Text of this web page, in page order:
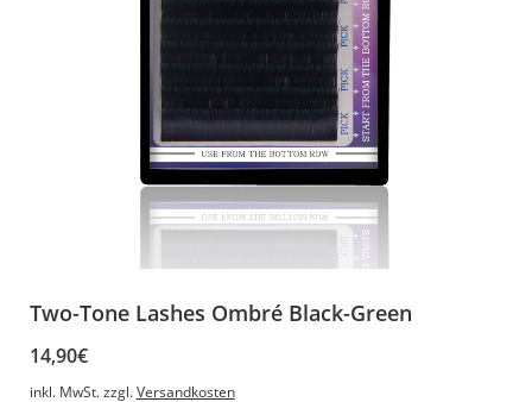
Two-Tone Lashes Ombré Black-Green
14,90€
inkl. MwSt. zzgl. Versandkosten